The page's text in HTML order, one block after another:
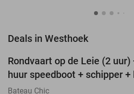
Deals in Westhoek
Rondvaart op de Leie (2
huur speedboot + schipper +
Bateau Chic